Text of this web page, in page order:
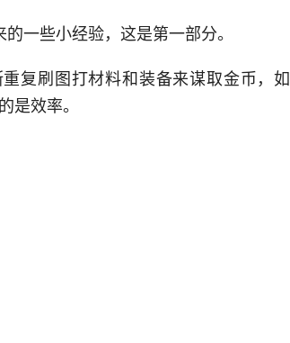
一些小经验，这是第一部分。
复刷图打材料和装备来谋取金币，
是效率。